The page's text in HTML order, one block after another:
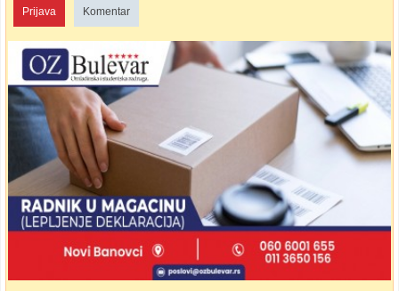
Prijava Komentar